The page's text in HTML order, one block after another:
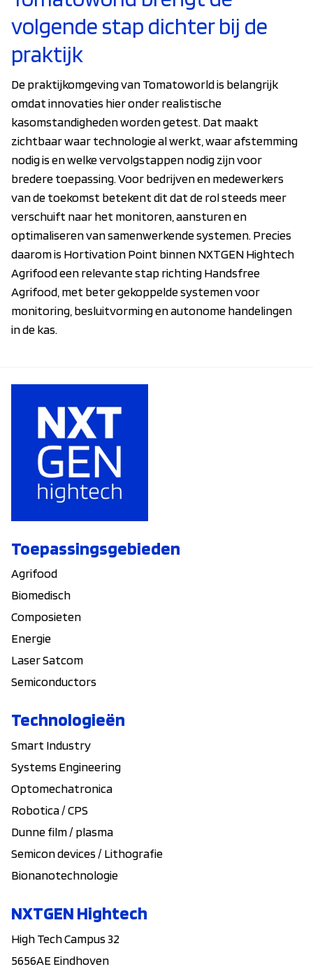
volgende stap dichter bij de
praktijk
De praktijkomgeving van Tomatoworld is belangrijk
omdat innovaties hier onder realistische
kasomstandigheden worden getest. Dat maakt
zichtbaar waar technologie al werkt, waar afstemming
nodig is en welke vervolgstappen nodig zijn voor
bredere toepassing. Voor bedrijven en medewerkers
van de toekomst betekent dit dat de rol steeds meer
verschuift naar het monitoren, aansturen en
optimaliseren van samenwerkende systemen. Precies
daarom is Hortivation Point binnen NXTGEN Hightech
Agrifood een relevante stap richting Handsfree
Agrifood, met beter gekoppelde systemen voor
monitoring, besluitvorming en autonome handelingen
in de kas.
Toepassingsgebieden
Agrifood
Biomedisch
Composieten
Energie
Laser Satcom
Semiconductors
Technologieën
Smart Industry
Systems Engineering
Optomechatronica
Robotica / CPS
Dunne film / plasma
Semicon devices / Lithografie
Bionanotechnologie
NXTGEN Hightech
High Tech Campus 32
5656AE Eindhoven